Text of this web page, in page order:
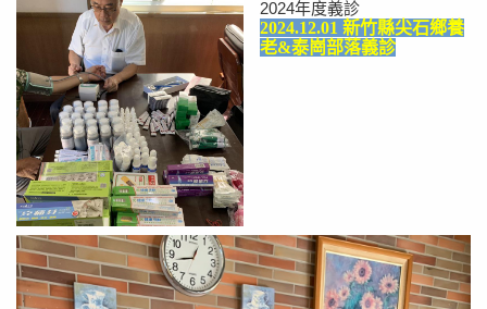
2024年度義診
2024.12.01 新竹縣尖石鄉養
老&泰崗部落義診